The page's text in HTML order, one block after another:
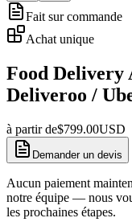
Fait sur commande
Achat unique
Food Delivery
Deliveroo /
à partir de$799.00USD
Demander un devis
Aucun paiement
notre équipe — nous
les prochaines étapes.